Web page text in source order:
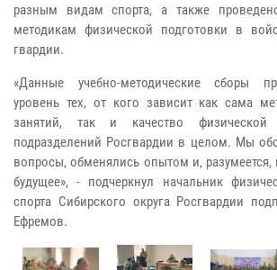
разным видам спорта, а также
методикам физической подготовки в
гвардии.
«Данные учебно-методические сборы
уровень тех, от кого зависит как сама
занятий, так и качество физической
подразделений Росгвардии в целом. Мы
вопросы, обменялись опытом и,
будущее», - подчеркнул начальник
спорта Сибирского округа Росгвардии
Ефремов.